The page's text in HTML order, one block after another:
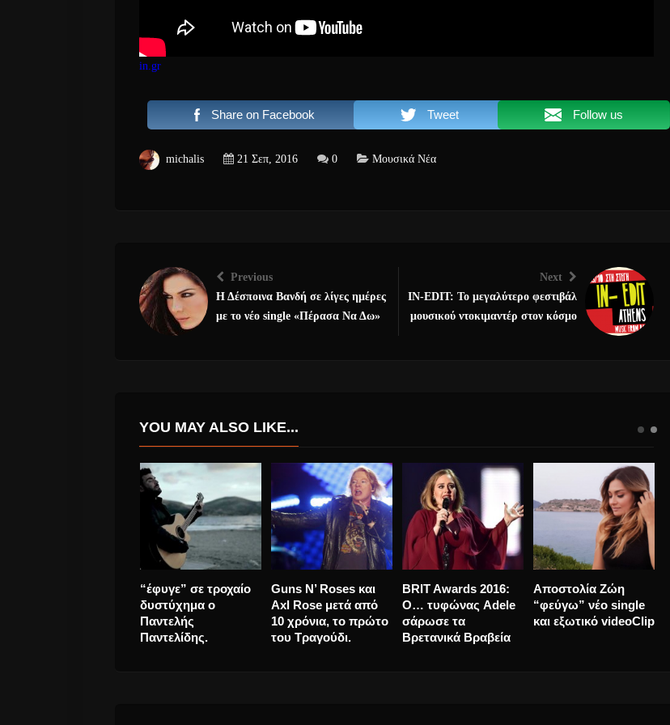
in.gr
Share on Facebook Tweet Follow us
michalis 21 Σεπ, 2016 0 Μουσικά Νέα
Previous
Η Δέσποινα Βανδή σε λίγες ημέρες
με το νέο single «Πέρασα Να Δω»
Next
ΙΝ-EDIT: Το μεγαλύτερο φεστιβάλ
μουσικού ντοκιμαντέρ στον κόσμο
YOU MAY ALSO LIKE...
Αναστάσιος Ράμμος
“Σε Δυο Μόνο
Μάτια” νέο τραγούδι
και videoClip.
Eurovision 2025 το
νέο video clip της
Klavdia για την
“Αστερομάτα”
“έφυγε” σε τροχαίο
δυστύχημα ο
Παντελής
Παντελίδης.
Guns N’ Roses και
Axl Rose μετά από
10 χρόνια, το πρώτο